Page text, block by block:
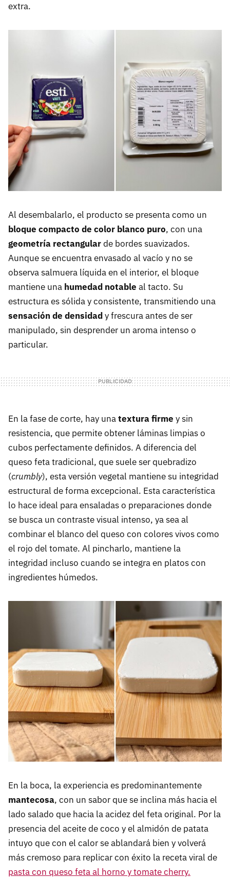
extra.
Al desembalarlo, el producto se presenta como un
bloque compacto de color blanco puro, con una
geometría rectangularde bordes suavizados.
Aunque se encuentra envasado al vacío y no se
observa salmuera líquida en el interior, el bloque
mantiene una humedad notable al tacto. Su
estructura es sólida y consistente, transmitiendo una
sensación de densidady frescura antes de ser
manipulado, sin desprender un aroma intenso o
particular.
En la fase de corte, hay unatextura firme y sin
resistencia, que permite obtener láminas limpias o
cubos perfectamente definidos. A diferencia del
queso feta tradicional, que suele ser quebradizo
(crumbly), esta versión vegetal mantiene su integridad
estructural de forma excepcional. Esta característica
lo hace ideal para ensaladas o preparaciones donde
se busca un contraste visual intenso, ya sea al
combinar el blanco del queso con colores vivos como
el rojo del tomate. Al pincharlo, mantiene la
integridad incluso cuando se integra en platos con
ingredientes húmedos.
En la boca, la experiencia es predominantemente
mantecosa, con un sabor que se inclina más hacia el
lado salado que hacia la acidez del feta original. Por la
presencia del aceite de coco y el almidón de patata
intuyo que con el calor se ablandará bien y volverá
más cremoso para replicar con éxito la receta viral de
pasta con queso feta al horno y tomate cherry.